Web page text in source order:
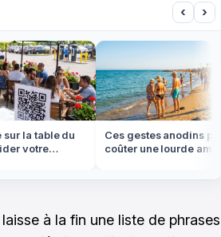
‹ ›
la table du
votre
Ces gestes anodins
coûter une lourde
à la fin une liste de phrases